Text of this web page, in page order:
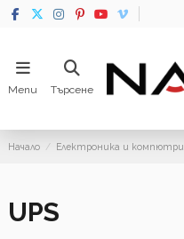
Menu Търсене
Начало Електроника и компютри
UPS